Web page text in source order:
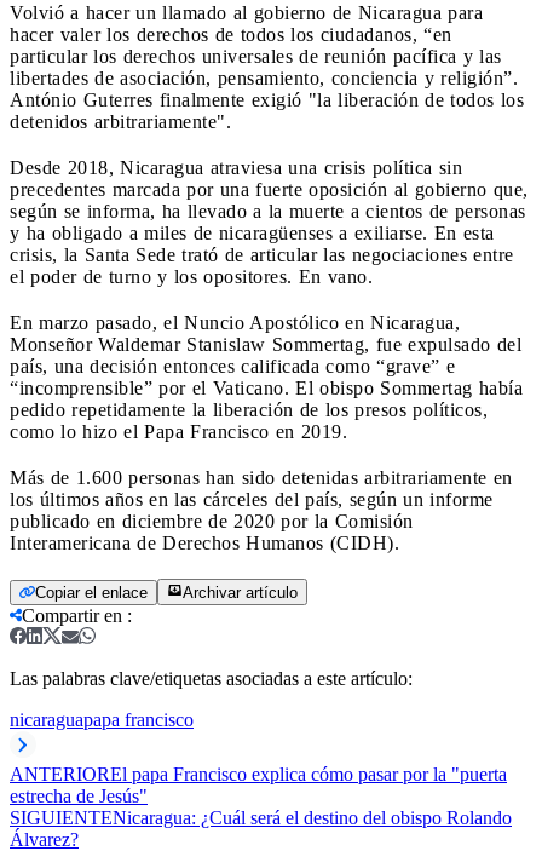
Volvió a hacer un llamado al gobierno de Nicaragua para
hacer valer los derechos de todos los ciudadanos, “en
particular los derechos universales de reunión pacífica y las
libertades de asociación, pensamiento, conciencia y religión”.
António Guterres finalmente exigió "la liberación de todos los
detenidos arbitrariamente".
Desde 2018, Nicaragua atraviesa una crisis política sin
precedentes marcada por una fuerte oposición al gobierno que,
según se informa, ha llevado a la muerte a cientos de personas
y ha obligado a miles de nicaragüenses a exiliarse. En esta
crisis, la Santa Sede trató de articular las negociaciones entre
el poder de turno y los opositores. En vano.
En marzo pasado, el Nuncio Apostólico en Nicaragua,
Monseñor Waldemar Stanislaw Sommertag, fue expulsado del
país, una decisión entonces calificada como “grave” e
“incomprensible” por el Vaticano. El obispo Sommertag había
pedido repetidamente la liberación de los presos políticos,
como lo hizo el Papa Francisco en 2019.
Más de 1.600 personas han sido detenidas arbitrariamente en
los últimos años en las cárceles del país, según un informe
publicado en diciembre de 2020 por la Comisión
Interamericana de Derechos Humanos (CIDH).
Copiar el enlace Archivar artículo
Compartir en :
Las palabras clave/etiquetas asociadas a este artículo:
nicaraguapapa francisco
ANTERIOREl papa Francisco explica cómo pasar por la "puerta
estrecha de Jesús"
SIGUIENTENicaragua: ¿Cuál será el destino del obispo Rolando
Álvarez?